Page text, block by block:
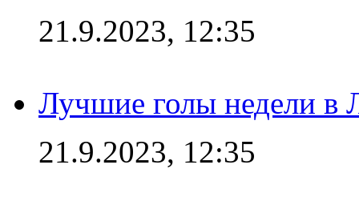
21.9.2023, 12:35
Лучшие голы недели в
21.9.2023, 12:35